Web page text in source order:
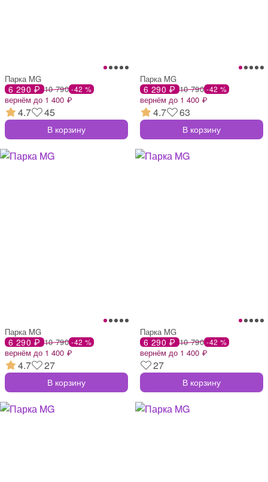
Парка MG
6 290 ₽ 10 790 -42 %
вернём до 1 400 ₽
4.7 45
В корзину
Парка MG
6 290 ₽ 10 790 -42 %
вернём до 1 400 ₽
4.7 63
В корзину
Парка MG
6 290 ₽ 10 790 -42 %
вернём до 1 400 ₽
4.7 27
В корзину
Парка MG
6 290 ₽ 10 790 -42 %
вернём до 1 400 ₽
27
В корзину